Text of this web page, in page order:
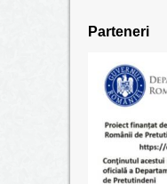
Parteneri